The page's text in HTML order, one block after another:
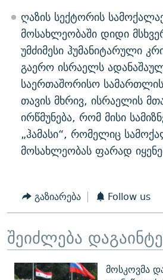
ღაზის სექტორის
მოსახლეობაში დიდი
უმძიმესი ჰუმანიტარული
გაერო ისრაელს
საერთაშორისო
თავის მხრივ, ისრაელის
ირწმუნება, რომ მისი
„ჰამასი“, რომელიც
მოსახლეობას ფარად
გაზიარება Follow us
შეიძლება
მოსკოვმა